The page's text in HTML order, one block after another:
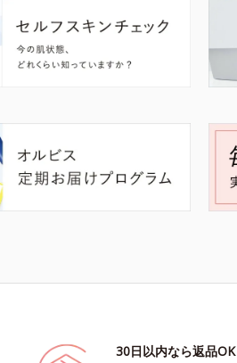
30日以内なら返品OK